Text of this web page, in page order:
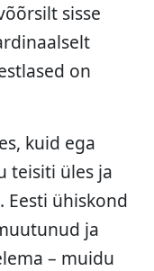
sisse
on
kuid ega
teisiti üles ja
Eesti ühiskond
ja
– muidu